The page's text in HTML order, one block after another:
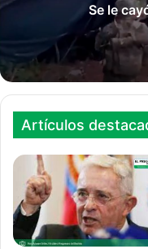
Se le
Artículos